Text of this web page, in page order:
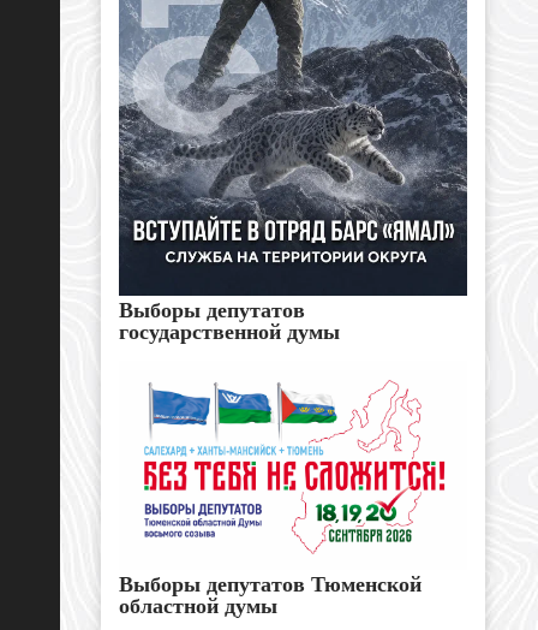
Выборы депутатов
государственной думы
Выборы депутатов Тюменской
областной думы